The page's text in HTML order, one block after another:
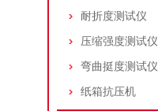
耐折度测试仪
压缩强度测试仪
弯曲挺度测试仪
纸箱抗压机